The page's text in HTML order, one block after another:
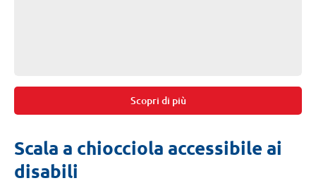
Scopri di più
Scala a chiocciola accessibile ai
disabili